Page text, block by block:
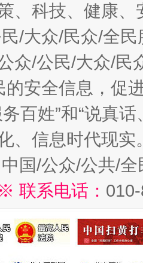
、科技、健康
/大众/民众/全
众/公民/大众/民
的安全信息，促
百姓”和“说真
、信息时代现实
中国/公众/公共/
※ 联系电话：